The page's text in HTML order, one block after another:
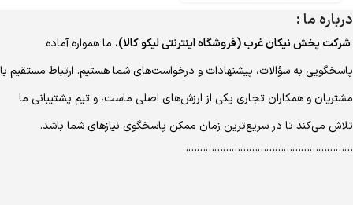
درباره ما :
شرکت پخش نیکان غرب (فروشگاه اینترنتی لیکو کالا)، ما همواره آماده
پاسخگویی به سؤالات، پیشنهادات و درخواست‌های شما هستیم. ارتباط مستقیم با
مشتریان و همکاران تجاری یکی از ارزش‌های اصلی ماست، و تیم پشتیبانی ما
تلاش می‌کند تا در سریع‌ترین زمان ممکن پاسخگوی نیازهای شما باشد.
………………………………………………….